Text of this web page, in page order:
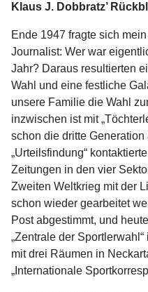
Klaus J. Dobbratz’
Ende 1947 fragte sich
Journalist: Wer war
Jahr? Daraus resultierten
Wahl und eine festliche
unsere Familie die Wahl
inzwischen ist mit
schon die dritte
„Urteilsfindung“
Zeitungen in den vier
Zweiten Weltkrieg mit der
schon wieder gearbeitet
Post abgestimmt, und
„Zentrale der
mit drei Räumen in
„Internationale